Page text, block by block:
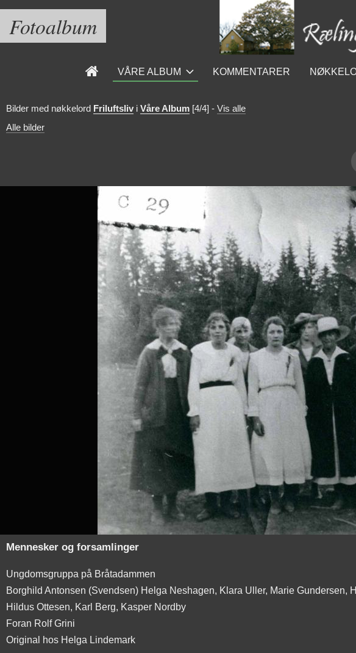
Fotoalbum
VÅRE ALBUM KOMMENTARER
Bilder med nøkkelord Friluftsliv i Våre Album [4/4] - Vis alle
Alle bilder
Mennesker og forsamlinger
Ungdomsgruppa på Bråtadammen
Borghild Antonsen (Svendsen) Helga Neshagen, Klara Uller, Marie
Hildus Ottesen, Karl Berg, Kasper Nordby
Foran Rolf Grini
Original hos Helga Lindemark